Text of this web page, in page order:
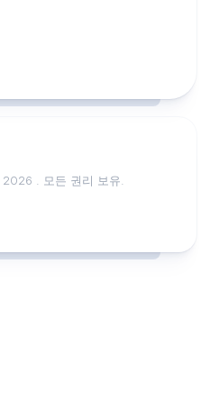
. 모든 권리 보유.